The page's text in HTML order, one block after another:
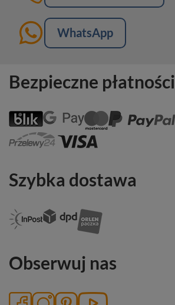
WhatsApp
Bezpieczne płatności
Szybka dostawa
Obserwuj nas